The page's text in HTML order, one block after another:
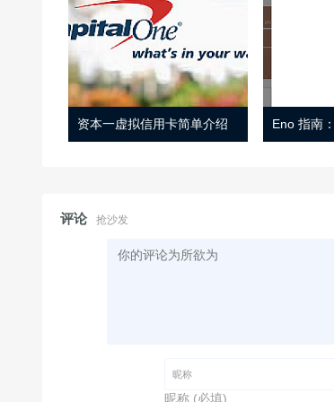
资本一虚拟信用卡简单介绍
评论 抢沙发
昵称 (必填)